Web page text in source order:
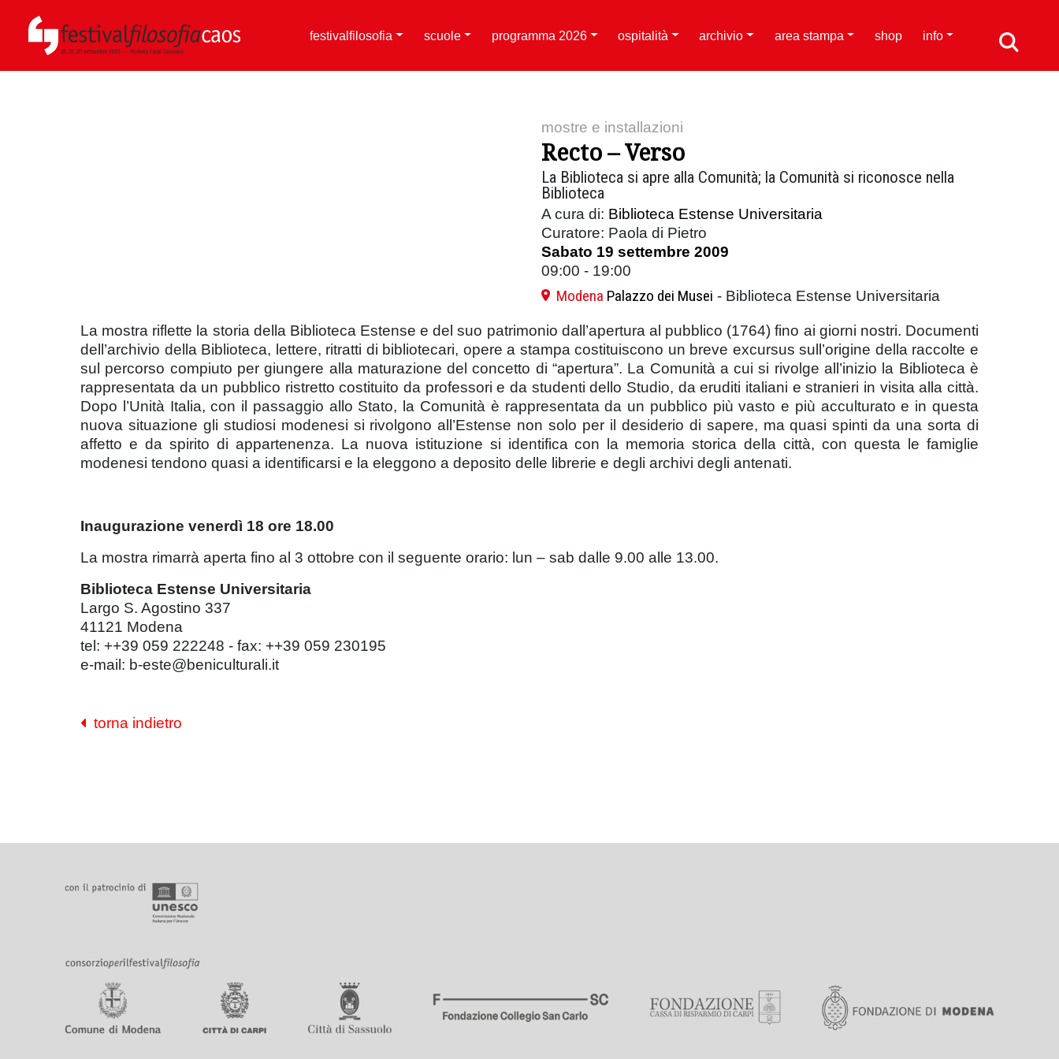
festivalfilosofia scuole programma 2026 ospitalità archivio area stampa shop info
mostre e installazioni
Recto – Verso
La Biblioteca si apre alla Comunità; la Comunità si riconosce nella
Biblioteca
A cura di: Biblioteca Estense Universitaria
Curatore: Paola di Pietro
Sabato 19 settembre 2009
09:00 - 19:00
Modena Palazzo dei Musei - Biblioteca Estense Universitaria
La mostra riflette la storia della Biblioteca Estense e del suo patrimonio dall’apertura al pubblico (1764) fino ai giorni nostri. Documenti
dell’archivio della Biblioteca, lettere, ritratti di bibliotecari, opere a stampa costituiscono un breve excursus sull’origine della raccolte e
sul percorso compiuto per giungere alla maturazione del concetto di “apertura”. La Comunità a cui si rivolge all’inizio la Biblioteca è
rappresentata da un pubblico ristretto costituito da professori e da studenti dello Studio, da eruditi italiani e stranieri in visita alla città.
Dopo l’Unità Italia, con il passaggio allo Stato, la Comunità è rappresentata da un pubblico più vasto e più acculturato e in questa
nuova situazione gli studiosi modenesi si rivolgono all’Estense non solo per il desiderio di sapere, ma quasi spinti da una sorta di
affetto e da spirito di appartenenza. La nuova istituzione si identifica con la memoria storica della città, con questa le famiglie
modenesi tendono quasi a identificarsi e la eleggono a deposito delle librerie e degli archivi degli antenati.
Inaugurazione venerdì 18 ore 18.00
La mostra rimarrà aperta fino al 3 ottobre con il seguente orario: lun – sab dalle 9.00 alle 13.00.
Biblioteca Estense Universitaria
Largo S. Agostino 337
41121 Modena
tel: ++39 059 222248 - fax: ++39 059 230195
e-mail: b-este@beniculturali.it
torna indietro